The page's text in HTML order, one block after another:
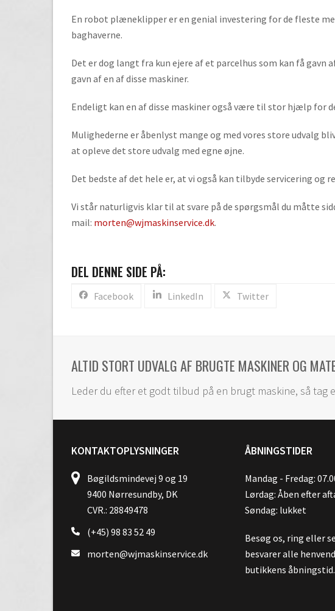
En robot plæneklipper er en genial investering for de fleste
baghaverne.
Det er dog langt fra kun ejere af et parcelhus som kan få
gavn af en af disse maskiner.
Endeligt kan en af disse maskiner også være til stor hjælp for
Mulighederne er åbenlyst mange og med vores store udvalg
at opleve det store udvalg med egne øjne.
Det bedste af det hele er, at vi også kan tilbyde servicering
Vi står naturligvis klar til at svare på de spørgsmål du måtte
mail: morten@wjmaskinservice.dk.
DEL DENNE SIDE PÅ:
Facebook LinkedIn Twitter
ALTID STORT UDVALG AF BRUGTE MASKINER OG
Leder du efter et godt tilbud på en brugt maskine, så tag
KONTAKTOPLYSNINGER
Bøgildsmindevej 9 og 19
9400 Nørresundby, DK
CVR.: 28849478
(+45) 98 83 52 49
morten@wjmaskinservice.dk
ÅBNINGSTIDER
Mandag - Fredag:
Lørdag: Åben efter
Søndag: lukket
Besøg os, ring eller
besvarer alle
butikkens åbningstid.